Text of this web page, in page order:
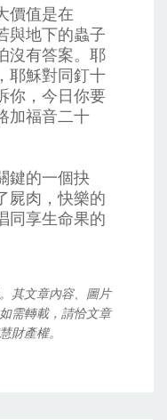
價值是在
與地下的蟲子
沒有答案。耶
耶穌對同釘十
你，今日你要
加福音二十
鍵的一個抉
屍肉，快樂的
同享生命果的
其文章內容、圖片
需轉載，請恰文章
財產權。